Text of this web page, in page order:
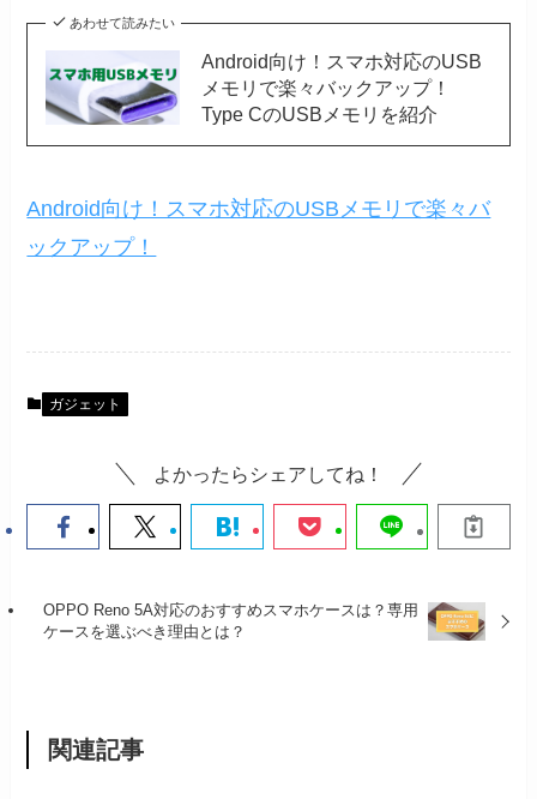
あわせて読みたい
Android向け！スマホ対応のUSB
メモリで楽々バックアップ！
Type CのUSBメモリを紹介
Android向け！スマホ対応のUSBメモリで楽々バ
ックアップ！
ガジェット
よかったらシェアしてね！
OPPO Reno 5A対応のおすすめスマホケースは？専用
ケースを選ぶべき理由とは？
関連記事